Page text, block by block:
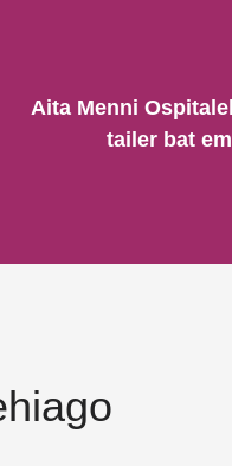
Aita Menni
tailer bat